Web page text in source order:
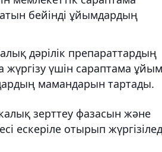
бейінді ұйымдардың
дәрілік препараттардың
жүргізу үшін сараптама
мамандарын тартады.
зерттеу фазасын және
ескеріле отырып